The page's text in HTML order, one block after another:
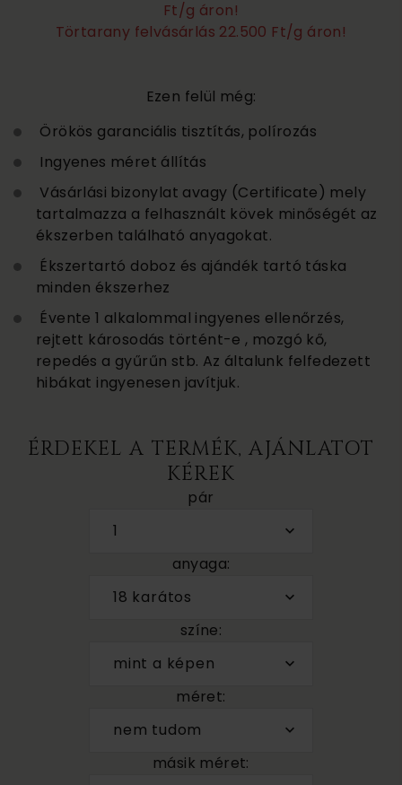
Ft/g áron!
Törtarany felvásárlás 22.500 Ft/g áron!
Ezen felül még:
Örökös garanciális tisztítás, polírozás
Ingyenes méret állítás
Vásárlási bizonylat avagy (Certificate) mely
tartalmazza a felhasznált kövek minőségét az
ékszerben található anyagokat.
Ékszertartó doboz és ajándék tartó táska
minden ékszerhez
Évente 1 alkalommal ingyenes ellenőrzés,
rejtett károsodás történt-e , mozgó kő,
repedés a gyűrűn stb. Az általunk felfedezett
hibákat ingyenesen javítjuk.
ÉRDEKEL A TERMÉK, AJÁNLATOT
KÉREK
pár
1
anyaga:
18 karátos
színe:
mint a képen
méret:
nem tudom
másik méret: